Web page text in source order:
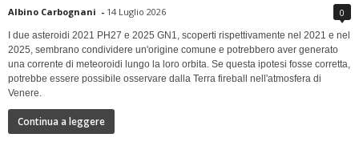
Albino Carbognani - 14 Luglio 2026 0
I due asteroidi 2021 PH27 e 2025 GN1, scoperti rispettivamente nel 2021 e nel
2025, sembrano condividere un'origine comune e potrebbero aver generato
una corrente di meteoroidi lungo la loro orbita. Se questa ipotesi fosse corretta,
potrebbe essere possibile osservare dalla Terra fireball nell'atmosfera di
Venere.
Continua a leggere